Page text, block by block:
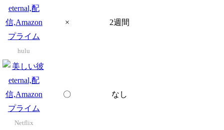
hulu
× 2週間
Netflix
〇 なし